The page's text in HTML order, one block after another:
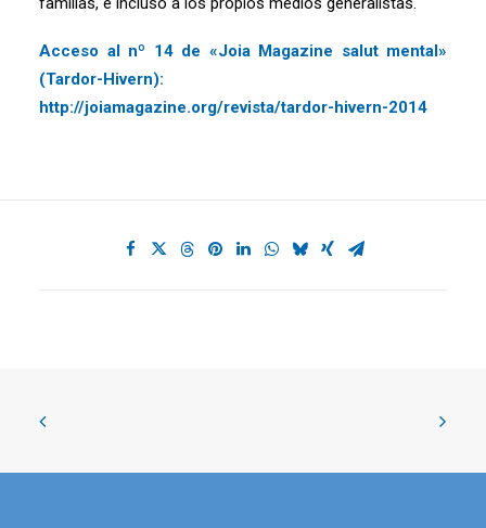
Acceso al nº 14 de «Joia Magazine salut mental»
(Tardor-Hivern):
http://joiamagazine.org/revista/tardor-hivern-2014